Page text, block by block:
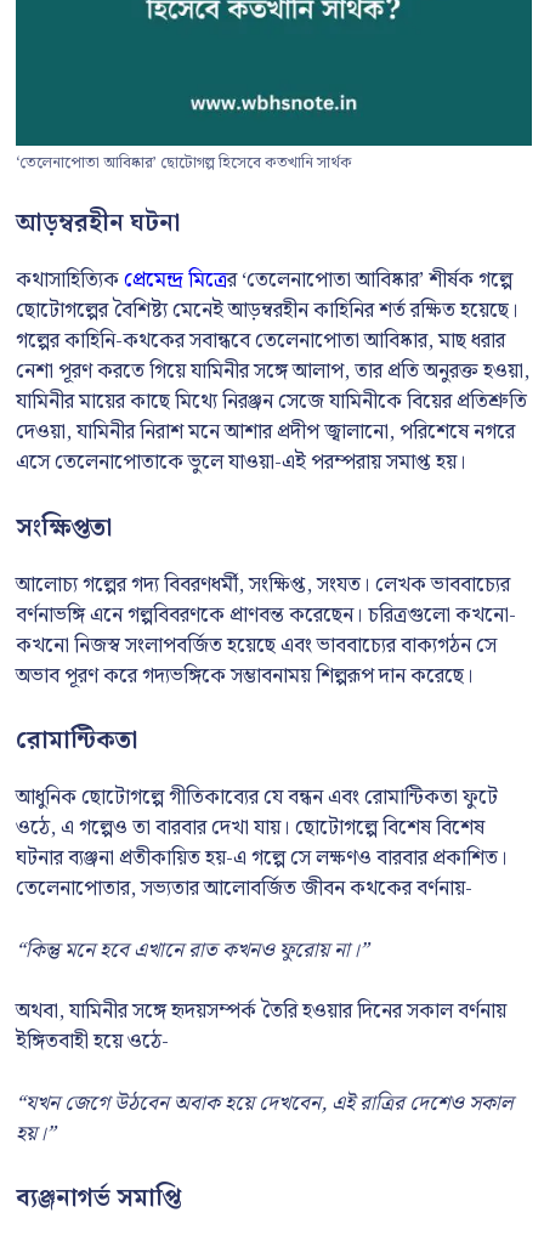
‘তেলেনাপোতা আবিষ্কার’ ছোটোগল্প হিসেবে কতখানি সার্থক
আড়ম্বরহীন ঘটনা
কথাসাহিত্যিকপ্রেমেন্দ্র মিত্রের ‘তেলেনাপোতা আবিষ্কার’ শীর্ষক গল্পে
ছোটোগল্পের বৈশিষ্ট্য মেনেই আড়ম্বরহীন কাহিনির শর্ত রক্ষিত হয়েছে।
গল্পের কাহিনি-কথকের সবান্ধবে তেলেনাপোতা আবিষ্কার, মাছ ধরার
নেশা পূরণ করতে গিয়ে যামিনীর সঙ্গে আলাপ, তার প্রতি অনুরক্ত হওয়া,
যামিনীর মায়ের কাছে মিথ্যে নিরঞ্জন সেজে যামিনীকে বিয়ের প্রতিশ্রুতি
দেওয়া, যামিনীর নিরাশ মনে আশার প্রদীপ জ্বালানো, পরিশেষে নগরে
এসে তেলেনাপোতাকে ভুলে যাওয়া-এই পরম্পরায় সমাপ্ত হয়।
সংক্ষিপ্ততা
আলোচ্য গল্পের গদ্য বিবরণধর্মী, সংক্ষিপ্ত, সংযত। লেখক ভাববাচ্যের
বর্ণনাভঙ্গি এনে গল্পবিবরণকে প্রাণবন্ত করেছেন। চরিত্রগুলো কখনো-
কখনো নিজস্ব সংলাপবর্জিত হয়েছে এবং ভাববাচ্যের বাক্যগঠন সে
অভাব পূরণ করে গদ্যভঙ্গিকে সম্ভাবনাময় শিল্পরূপ দান করেছে।
রোমান্টিকতা
আধুনিক ছোটোগল্পে গীতিকাব্যের যে বন্ধন এবং রোমান্টিকতা ফুটে
ওঠে, এ গল্পেও তা বারবার দেখা যায়। ছোটোগল্পে বিশেষ বিশেষ
ঘটনার ব্যঞ্জনা প্রতীকায়িত হয়-এ গল্পে সে লক্ষণও বারবার প্রকাশিত।
তেলেনাপোতার, সভ্যতার আলোবর্জিত জীবন কথকের বর্ণনায়-
“কিন্তু মনে হবে এখানে রাত কখনও ফুরোয় না।”
অথবা, যামিনীর সঙ্গে হৃদয়সম্পর্ক তৈরি হওয়ার দিনের সকাল বর্ণনায়
ইঙ্গিতবাহী হয়ে ওঠে-
“যখন জেগে উঠবেন অবাক হয়ে দেখবেন, এই রাত্রির দেশেও সকাল
হয়।”
ব্যঞ্জনাগর্ভ সমাপ্তি